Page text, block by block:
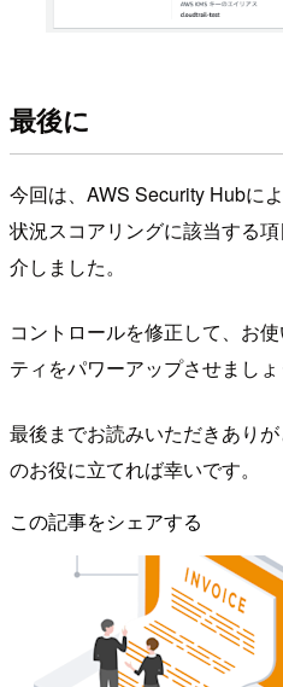
最後に
今回は、AWS Security Hubに
状況スコアリングに該当する
介しました。
コントロールを修正して、お
ティをパワーアップさせましょ
最後までお読みいただきあり
のお役に立てれば幸いです。
この記事をシェアする